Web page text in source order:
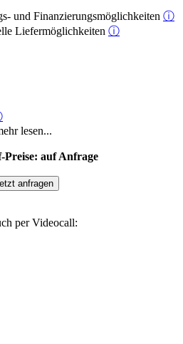
und Finanzierungsmöglichkeiten ⓘ
Liefermöglichkeiten ⓘ
lesen...
Preise: auf Anfrage
anfragen
per Videocall: